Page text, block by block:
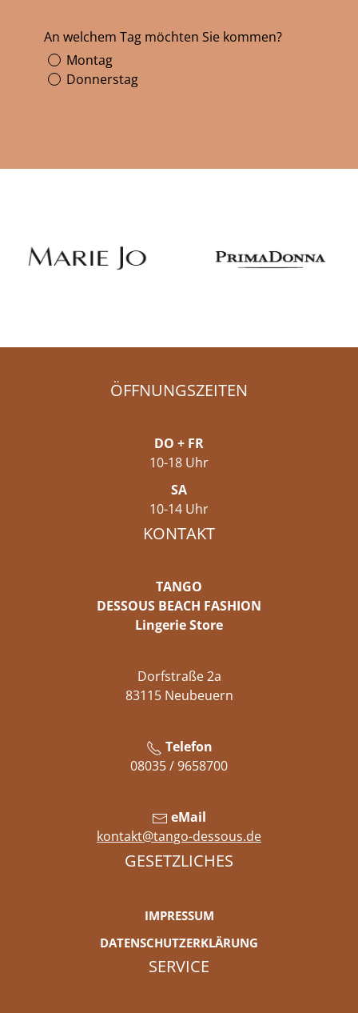
An welchem Tag möchten Sie kommen?
Montag
Donnerstag
ÖFFNUNGSZEITEN
DO + FR
10-18 Uhr
SA
10-14 Uhr
KONTAKT
TANGO
DESSOUS BEACH FASHION
Lingerie Store
Dorfstraße 2a
83115 Neubeuern
Telefon
08035 / 9658700
eMail
kontakt@tango-dessous.de
GESETZLICHES
IMPRESSUM
DATENSCHUTZERKLÄRUNG
SERVICE